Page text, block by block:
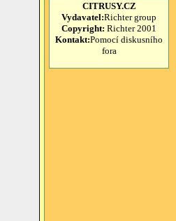
CITRUSY.CZ
Vydavatel:Richter group
Copyright: Richter 2001
Kontakt:Pomocí diskusního
fora